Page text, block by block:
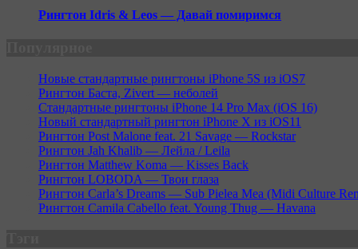
Рингтон Idris & Leos — Давай помиримся
Новые стандартные рингтоны iPhone 5S из iOS7
Рингтон Баста, Zivert — неболей
Стандартные рингтоны iPhone 14 Pro Max (iOS 16)
Новый стандартный рингтон iPhone X из iOS11
Рингтон Post Malone feat. 21 Savage — Rockstar
Рингтон Jah Khalib — Лейла / Leila
Рингтон Matthew Koma — Kisses Back
Рингтон LOBODA — Твои глаза
Рингтон Carla’s Dreams — Sub Pielea Mea (Midi Culture
Рингтон Camila Cabello feat. Young Thug — Havana